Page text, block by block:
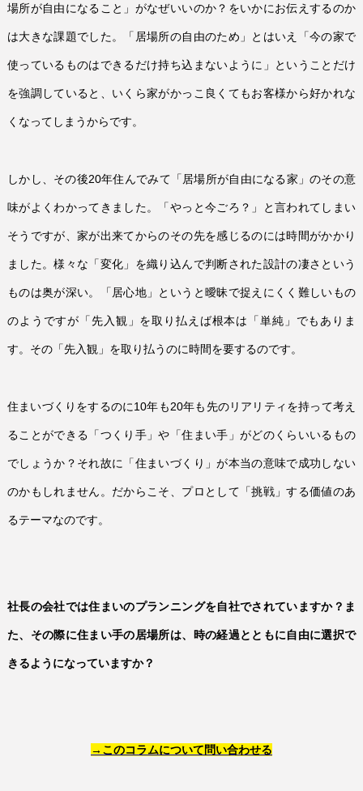
場所が自由になること」がなぜいいのか？をいかにお伝えするのか
は大きな課題でした。「居場所の自由のため」とはいえ「今の家で
使っているものはできるだけ持ち込まないように」ということだけ
を強調していると、いくら家がかっこ良くてもお客様から好かれな
くなってしまうからです。
しかし、その後20年住んでみて「居場所が自由になる家」のその意
味がよくわかってきました。「やっと今ごろ？」と言われてしまい
そうですが、家が出来てからのその先を感じるのには時間がかかり
ました。様々な「変化」を織り込んで判断された設計の凄さという
ものは奥が深い。「居心地」というと曖昧で捉えにくく難しいもの
のようですが「先入観」を取り払えば根本は「単純」でもありま
す。その「先入観」を取り払うのに時間を要するのです。
住まいづくりをするのに10年も20年も先のリアリティを持って考え
ることができる「つくり手」や「住まい手」がどのくらいいるもの
でしょうか？それ故に「住まいづくり」が本当の意味で成功しない
のかもしれません。だからこそ、プロとして「挑戦」する価値のあ
るテーマなのです。
社長の会社では住まいのプランニングを自社でされていますか？ま
た、その際に住まい手の居場所は、時の経過とともに自由に選択で
きるようになっていますか？
→ このコラムについて問い合わせる